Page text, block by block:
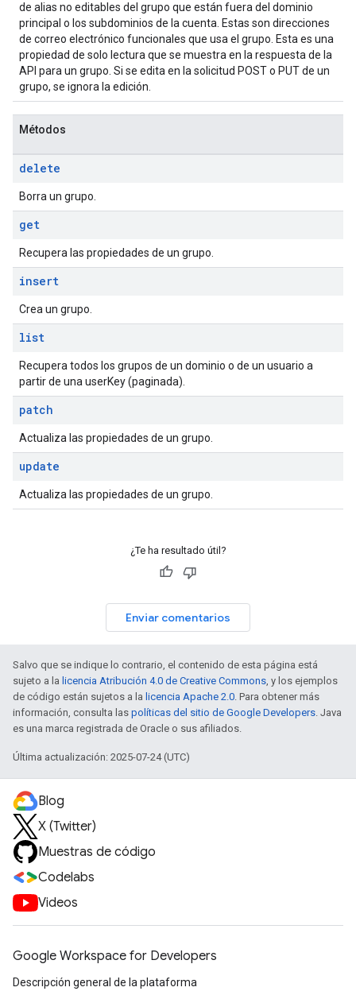
de alias no editables del grupo que están fuera del dominio
principal o los subdominios de la cuenta. Estas son direcciones
de correo electrónico funcionales que usa el grupo. Esta es una
propiedad de solo lectura que se muestra en la respuesta de la
API para un grupo. Si se edita en la solicitud POST o PUT de un
grupo, se ignora la edición.
Métodos
delete
Borra un grupo.
get
Recupera las propiedades de un grupo.
insert
Crea un grupo.
list
Recupera todos los grupos de un dominio o de un usuario a
partir de una userKey (paginada).
patch
Actualiza las propiedades de un grupo.
update
Actualiza las propiedades de un grupo.
¿Te ha resultado útil?
Enviar comentarios
Salvo que se indique lo contrario, el contenido de esta página está
sujeto a la licencia Atribución 4.0 de Creative Commons, y los ejemplos
de código están sujetos a la licencia Apache 2.0. Para obtener más
información, consulta las políticas del sitio de Google Developers. Java
es una marca registrada de Oracle o sus afiliados.
Última actualización: 2025-07-24 (UTC)
Blog
X (Twitter)
Muestras de código
Codelabs
Videos
Google Workspace for Developers
Descripción general de la plataforma